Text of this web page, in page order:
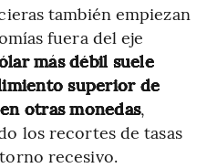
también empiezan
fuera del eje
más débil suele
superior de
otras monedas,
los recortes de tasas
recesivo.